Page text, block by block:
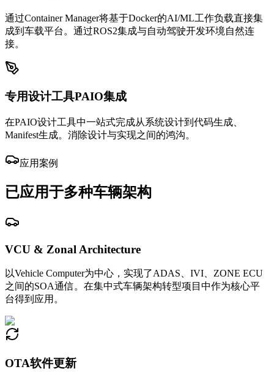
通过Container Manager将基于Docker的AI/ML工作负载直接集
成到车载平台。通过ROS2集成与自动驾驶开发环境自然连
接。
专用设计工具PAIO集成
在PAIO设计工具中一站式完成从系统设计到代码生成、
Manifest生成。消除设计与实现之间的鸿沟。
应用案例
已应用于多种车辆架构
VCU & Zonal Architecture
以Vehicle Computer为中心，实现了ADAS、IVI、ZONE ECU
之间的SOA通信。在集中式车辆架构转型项目中作为核心平
台得到应用。
OTA软件更新